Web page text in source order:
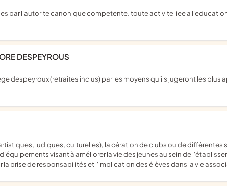
DESPEYROUS
visant à améliorer la vie des jeunes au sein de
prise de responsabilités et l'implication des élèves dans la vie